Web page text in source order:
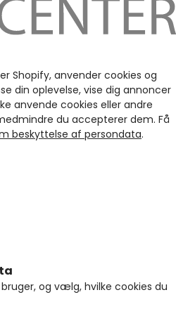
Shopify, anvender cookies og
din oplevelse, vise dig annoncer
anvende cookies eller andre
du accepterer dem. Få
beskyttelse af persondata.
og vælg, hvilke cookies du